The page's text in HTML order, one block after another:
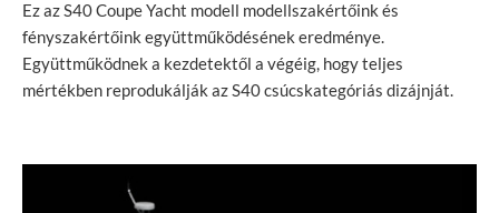
Ez az S40 Coupe Yacht modell modellszakértőink és
fényszakértőink együttműködésének eredménye.
Együttműködnek a kezdetektől a végéig, hogy teljes
mértékben reprodukálják az S40 csúcskategóriás dizájnját.